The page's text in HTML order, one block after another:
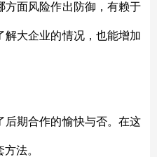
方面风险作出防御，有赖于
解大企业的情况，也能增加
后期合作的愉快与否。在这
法。